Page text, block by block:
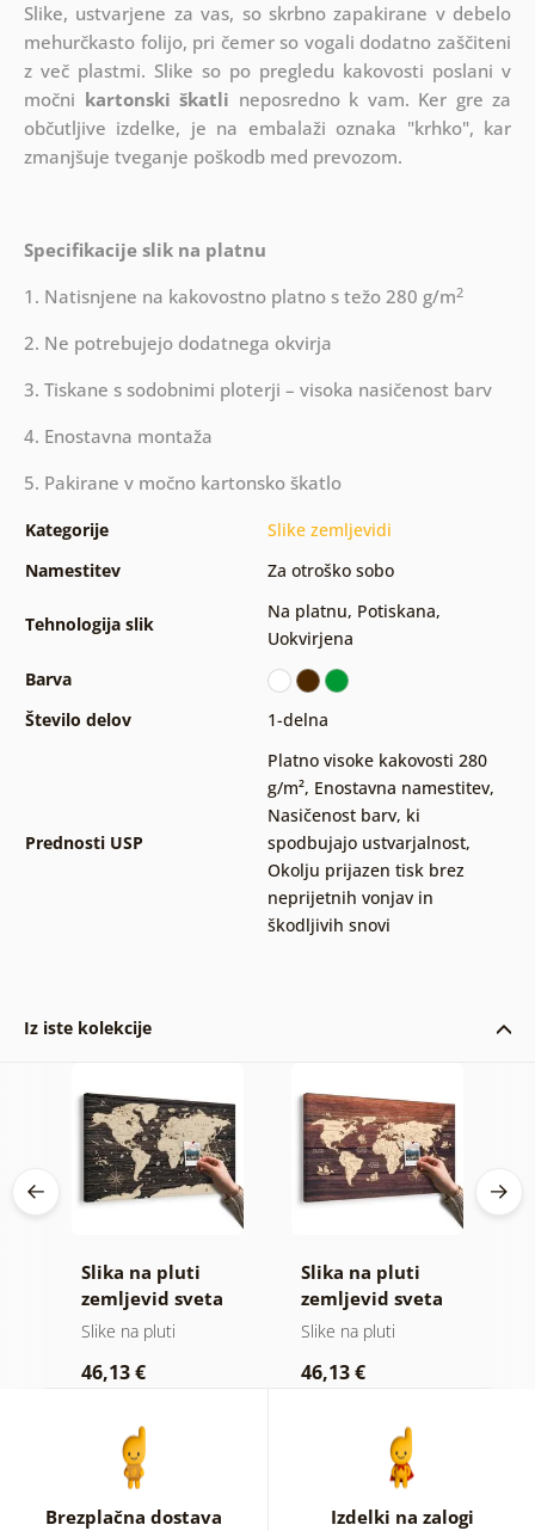
Slike, ustvarjene za vas, so skrbno zapakirane v debelo
mehurčkasto folijo, pri čemer so vogali dodatno zaščiteni
z več plastmi. Slike so po pregledu kakovosti poslani v
močni kartonski škatli neposredno k vam. Ker gre za
občutljive izdelke, je na embalaži oznaka "krhko", kar
zmanjšuje tveganje poškodb med prevozom.
Specifikacije slik na platnu
1. Natisnjene na kakovostno platno s težo 280 g/m2
2. Ne potrebujejo dodatnega okvirja
3. Tiskane s sodobnimi ploterji – visoka nasičenost barv
4. Enostavna montaža
5. Pakirane v močno kartonsko škatlo
Kategorije
Slike zemljevidi
Namestitev
Za otroško sobo
Tehnologija slik
Na platnu, Potiskana,
Uokvirjena
Barva
Število delov
1-delna
Prednosti USP
Platno visoke kakovosti 280
g/m², Enostavna namestitev,
Nasičenost barv, ki
spodbujajo ustvarjalnost,
Okolju prijazen tisk brez
neprijetnih vonjav in
škodljivih snovi
Iz iste kolekcije
Slika na pluti
zemljevid sveta
na lesenem
Slike na pluti
46,13 €
Slika na pluti
zemljevid sveta
na lesu
Slike na pluti
46,13 €
Brezplačna dostava Izdelki na zalogi